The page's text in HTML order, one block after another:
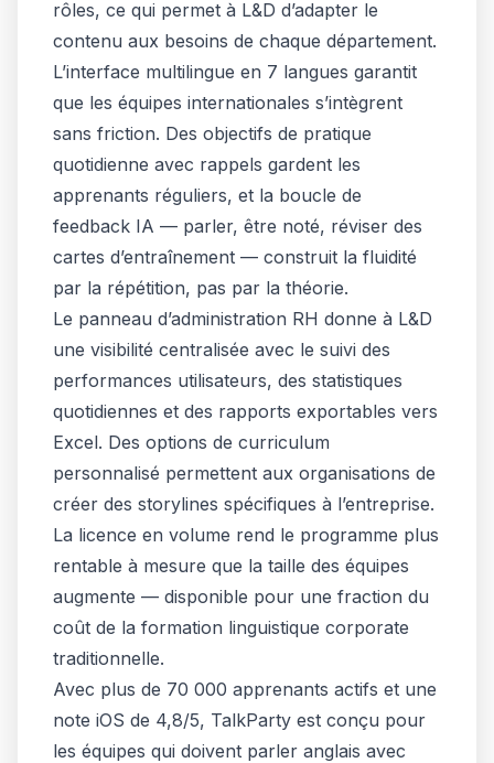
rôles, ce qui permet à L&D d’adapter le
contenu aux besoins de chaque département.
L’interface multilingue en 7 langues garantit
que les équipes internationales s’intègrent
sans friction. Des objectifs de pratique
quotidienne avec rappels gardent les
apprenants réguliers, et la boucle de
feedback IA — parler, être noté, réviser des
cartes d’entraînement — construit la fluidité
par la répétition, pas par la théorie.
Le panneau d’administration RH donne à L&D
une visibilité centralisée avec le suivi des
performances utilisateurs, des statistiques
quotidiennes et des rapports exportables vers
Excel. Des options de curriculum
personnalisé permettent aux organisations de
créer des storylines spécifiques à l’entreprise.
La licence en volume rend le programme plus
rentable à mesure que la taille des équipes
augmente — disponible pour une fraction du
coût de la formation linguistique corporate
traditionnelle.
Avec plus de 70 000 apprenants actifs et une
note iOS de 4,8/5, TalkParty est conçu pour
les équipes qui doivent parler anglais avec